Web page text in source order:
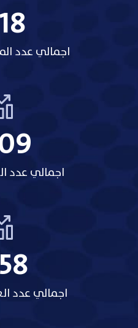
اجمالي عدد
اجمالي عدد
اجمالي عدد